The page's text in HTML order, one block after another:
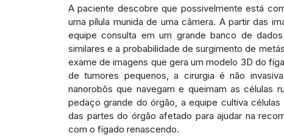
A paciente descobre que possivelmente está
uma pílula munida de uma câmera. A partir das
equipe consulta em um grande banco de
similares e a probabilidade de surgimento de
exame de imagens que gera um modelo 3D do
de tumores pequenos, a cirurgia é não
nanorobôs que navegam e queimam as células
pedaço grande do órgão, a equipe cultiva
das partes do órgão afetado para ajudar na
com o fígado renascendo.